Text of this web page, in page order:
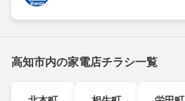
高知市内の家電店チラシ一覧